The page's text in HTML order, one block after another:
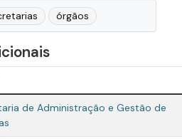
órgãos
de Administração e Gestão de